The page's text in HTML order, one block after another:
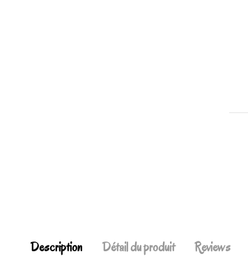
Description Détail du produit Reviews